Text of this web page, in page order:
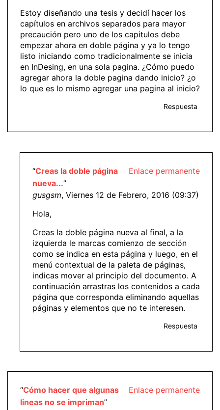
Estoy diseñando una tesis y decidí hacer los
capítulos en archivos separados para mayor
precaución pero uno de los capitulos debe
empezar ahora en doble página y ya lo tengo
listo iniciando como tradicionalmente se inicia
en InDesing, en una sola pagina. ¿Cómo puedo
agregar ahora la doble pagina dando inicio? ¿o
lo que es lo mismo agregar una pagina al inicio?
Respuesta
Enlace permanente
“Creas la doble página
nueva...”
gusgsm, Viernes 12 de Febrero, 2016 (09:37)
Hola,
Creas la doble página nueva al final, a la
izquierda le marcas comienzo de sección
como se indica en esta página y luego, en el
menú contextual de la paleta de páginas,
indicas mover al principio del documento. A
continuación arrastras los contenidos a cada
página que corresponda eliminando aquellas
páginas y elementos que no te interesen.
Respuesta
Enlace permanente
“Cómo hacer que algunas
lineas no se impriman”